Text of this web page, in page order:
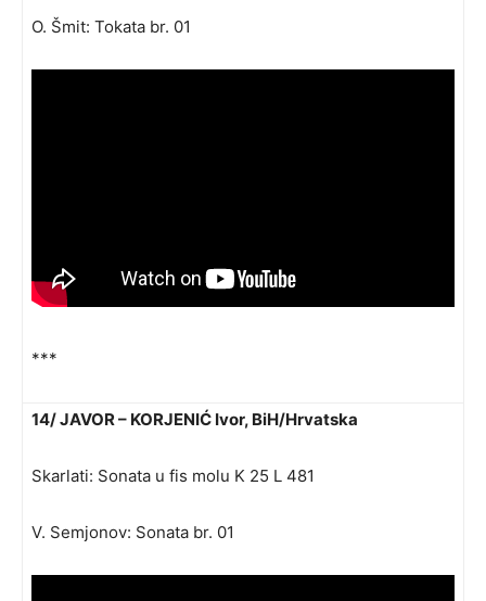
O. Šmit: Tokata br. 01
***
14/ JAVOR – KORJENIĆ Ivor, BiH/Hrvatska
Skarlati: Sonata u fis molu K 25 L 481
V. Semjonov: Sonata br. 01